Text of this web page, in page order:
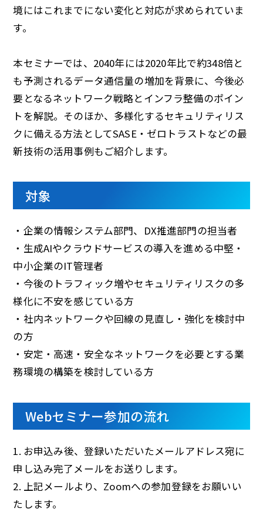
境にはこれまでにない変化と対応が求められていま
す。
本セミナーでは、2040年には2020年比で約348倍と
も予測されるデータ通信量の増加を背景に、今後必
要となるネットワーク戦略とインフラ整備のポイン
トを解説。そのほか、多様化するセキュリティリス
クに備える方法としてSASE・ゼロトラストなどの最
新技術の活用事例もご紹介します。
対象
・企業の情報システム部門、DX推進部門の担当者
・生成AIやクラウドサービスの導入を進める中堅・
中小企業のIT管理者
・今後のトラフィック増やセキュリティリスクの多
様化に不安を感じている方
・社内ネットワークや回線の見直し・強化を検討中
の方
・安定・高速・安全なネットワークを必要とする業
務環境の構築を検討している方
Webセミナー参加の流れ
1. お申込み後、登録いただいたメールアドレス宛に
申し込み完了メールをお送りします。
2. 上記メールより、Zoomへの参加登録をお願いい
たします。